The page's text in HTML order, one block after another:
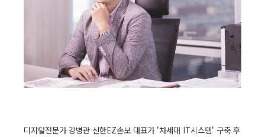
디지털전문가 강병관 신한EZ손보 대표가 '차세대 IT시스템' 구축 후